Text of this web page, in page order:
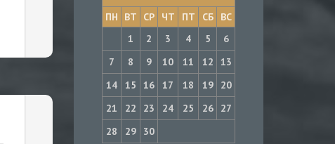
ПН
ВТ СР ЧТ ПТ СБ
ВС
1
2 3 4 5
6
7
8 9 10 11 12
13
14
15 16 17 18 19
20
21
22 23 24 25 26
27
28
29 30